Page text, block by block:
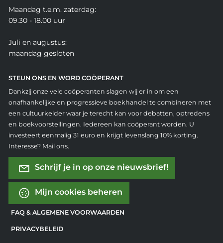
Maandag t.e.m. zaterdag:
09.30 - 18.00 uur
Juli en augustus:
maandag gesloten
STEUN ONS EN WORD COÖPERANT
Dankzij onze vele coöperanten slagen wij er in om een
onafhankelijke en progressieve boekhandel te combineren met
een cultuurkelder waar je terecht kan voor debatten, optredens
en boekvoorstellingen. Iedereen kan coöperant worden. U
investeert eenmalig 31 euro en krijgt levenslang 10% korting.
Interesse? Mail ons.
Schrijf je in op onze nieuwsbrief!
Mijn cookies beheren
FAQ & ALGEMENE VOORWAARDEN
PRIVACYBELEID